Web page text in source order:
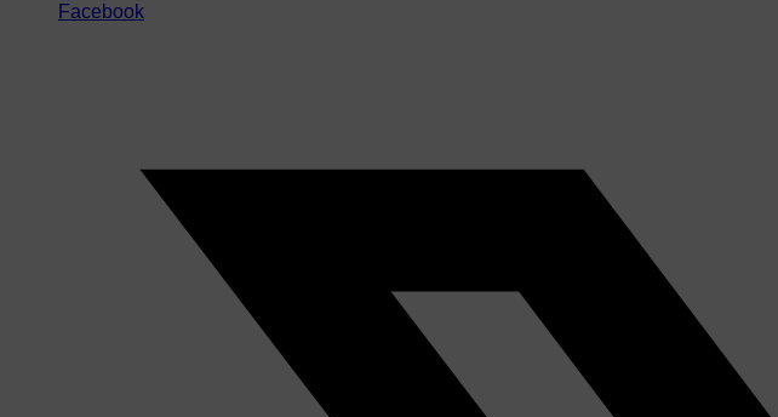
Facebook